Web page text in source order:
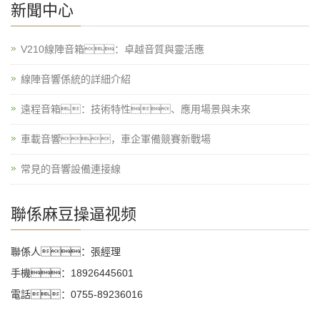
新聞中心
V210線陣音箱：卓越音質與靈活應
線陣音響係統的詳細介紹
遠程音箱：技術特性、應用場景與未來
車載音響，車企軍備競賽新戰場
常見的音響設備連接線
聯係麻豆操逼视频
聯係人：張經理
手機：18926445601
電話：0755-89236016